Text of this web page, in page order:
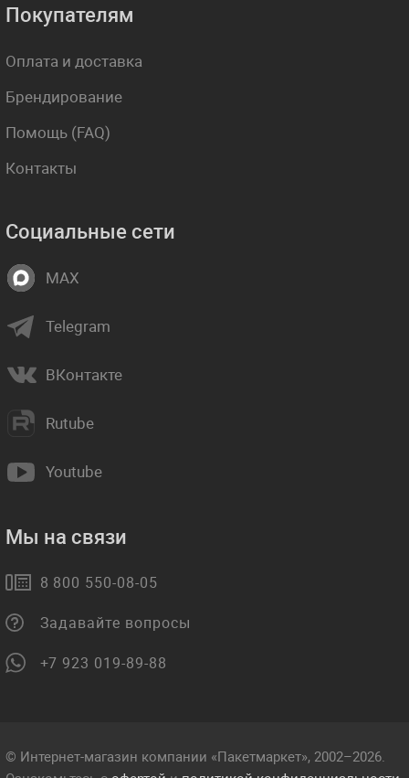
Покупателям
Оплата и доставка
Брендирование
Помощь (FAQ)
Контакты
Социальные сети
MAX
Telegram
ВКонтакте
Rutube
Youtube
Мы на связи
8 800 550-08-05
Задавайте вопросы
+7 923 019-89-88
© Интернет-магазин компании «Пакетмаркет», 2002–2026.